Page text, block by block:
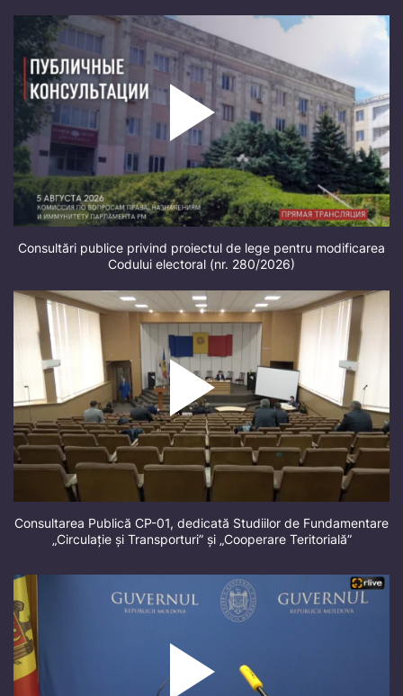
Consultări publice privind proiectul de lege pentru modificarea
Codului electoral (nr. 280/2026)
Consultarea Publică CP-01, dedicată Studiilor de Fundamentare
„Circulație și Transporturi” și „Cooperare Teritorială”